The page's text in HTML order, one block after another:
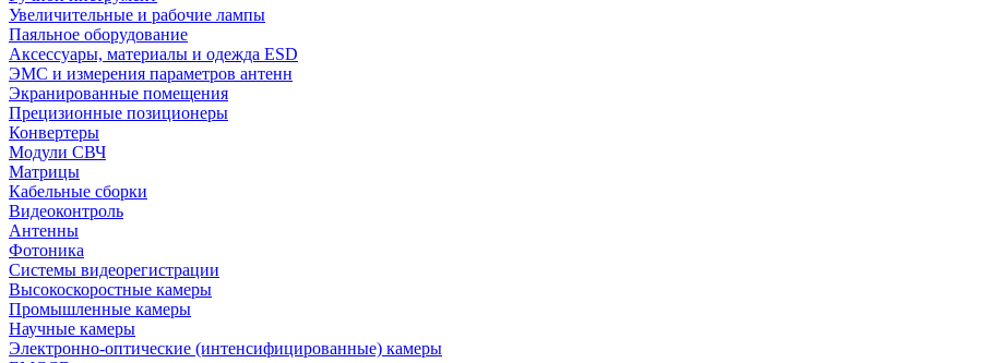
Увеличительные и рабочие лампы
Паяльное оборудование
Аксессуары, материалы и одежда ESD
ЭМС и измерения параметров антенн
Экранированные помещения
Прецизионные позиционеры
Конвертеры
Модули СВЧ
Матрицы
Кабельные сборки
Видеоконтроль
Антенны
Фотоника
Cистемы видеорегистрации
Высокоскоростные камеры
Промышленные камеры
Научные камеры
Электронно-оптические (интенсифицированные) камеры